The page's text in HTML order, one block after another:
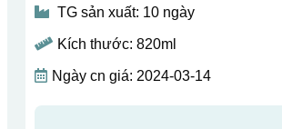
TG sản xuất: 10 ngày
Kích thước: 820ml
Ngày cn giá: 2024-03-14